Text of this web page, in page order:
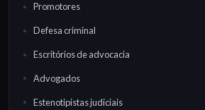
Promotores
Defesa criminal
Escritórios de advocacia
Advogados
Estenotipistas judiciais